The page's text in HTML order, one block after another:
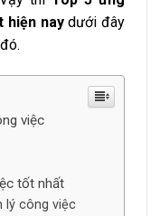
hiện naydưới đây
việc
tốt nhất
lý công việc